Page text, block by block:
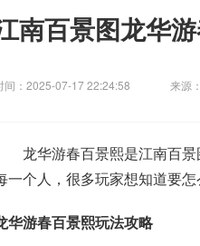
南百景图龙华
间：2025-07-17 22:24:58 来源
龙华游春百景熙是江南百
一个人，很多玩家想知道要
华游春百景熙玩法攻略